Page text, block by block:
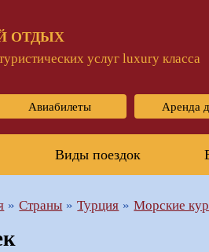
ОТДЫХ
услуг luxury класса
Авиабилеты Аренда
Виды поездок
Страны Турция Морские